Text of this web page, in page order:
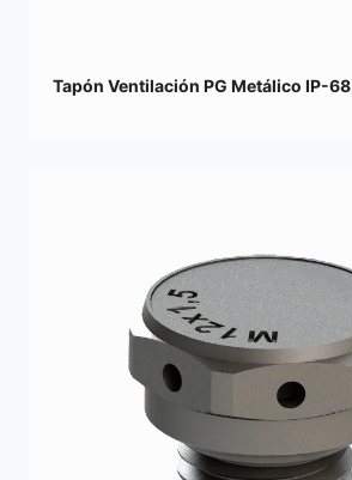
Tapón Ventilación PG Metálico IP-68